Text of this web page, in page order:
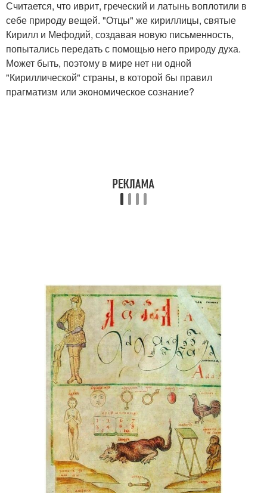
Считается, что иврит, греческий и латынь воплотили в
себе природу вещей. "Отцы" же кириллицы, святые
Кирилл и Мефодий, создавая новую письменность,
попытались передать с помощью него природу духа.
Может быть, поэтому в мире нет ни одной
"Кириллической" страны, в которой бы правил
прагматизм или экономическое сознание?